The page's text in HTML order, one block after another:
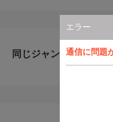
エラー
通信に問題
同じジャンルのおすす